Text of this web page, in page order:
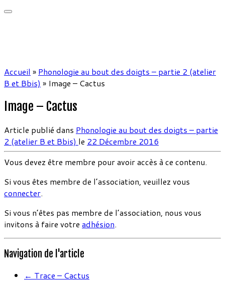
Accueil » Phonologie au bout des doigts – partie 2 (atelier
B et Bbis) » Image – Cactus
Image – Cactus
Article publié dans Phonologie au bout des doigts – partie
2 (atelier B et Bbis) le 22 Décembre 2016
Vous devez être membre pour avoir accès à ce contenu.
Si vous êtes membre de l’association, veuillez vous
connecter.
Si vous n’êtes pas membre de l’association, nous vous
invitons à faire votre adhésion.
Navigation de l'article
← Trace – Cactus